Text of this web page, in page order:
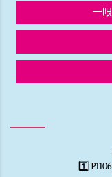
一
1️⃣